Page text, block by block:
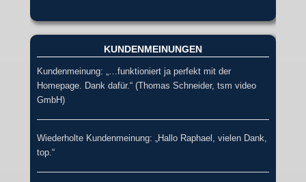
KUNDENMEINUNGEN
Kundenmeinung: „…funktioniert ja perfekt mit der
Homepage. Dank dafür.“ (Thomas Schneider, tsm video
GmbH)
Wiederholte Kundenmeinung: „Hallo Raphael, vielen Dank,
top.“